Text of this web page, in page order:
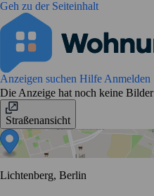
Geh zu der Seiteinhalt
Anzeigen suchen Hilfe Anmelden
Die Anzeige hat noch keine Bilder
Straßenansicht
Lichtenberg, Berlin